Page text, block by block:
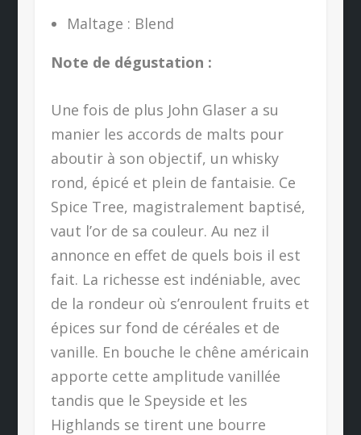
Maltage : Blend
Note de dégustation :
Une fois de plus John Glaser a su
manier les accords de malts pour
aboutir à son objectif, un whisky
rond, épicé et plein de fantaisie. Ce
Spice Tree, magistralement baptisé,
vaut l’or de sa couleur. Au nez il
annonce en effet de quels bois il est
fait. La richesse est indéniable, avec
de la rondeur où s’enroulent fruits et
épices sur fond de céréales et de
vanille. En bouche le chêne américain
apporte cette amplitude vanillée
tandis que le Speyside et les
Highlands se tirent une bourre